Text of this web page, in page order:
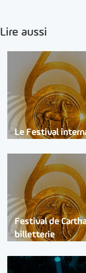
Lire aussi
Le Festival
Festival de
billetterie